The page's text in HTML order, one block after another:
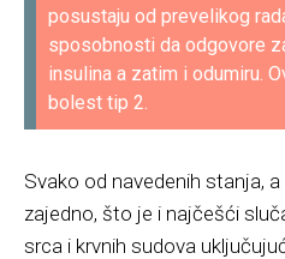
posustaju od prevelikog
sposobnosti da odgovore
insulina a zatim i odumiru.
bolest tip 2.
Svako od navedenih stanja,
zajedno, što je i najčešći
srca i krvnih sudova